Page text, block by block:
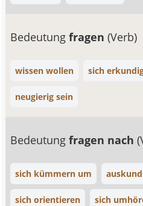
Bedeutungfragen(Verb)
wissen wollen sich
neugierig sein
Bedeutungfragen nach
sich kümmern um
sich orientieren sich